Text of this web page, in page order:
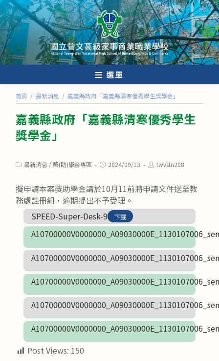
跳
轉
至
主
要
內
選單
首頁 / 最新消息 / 嘉義縣政府「嘉義縣清寒優秀學生獎學金」
嘉義縣政府「嘉義縣清寒優秀學生
獎學金」
Post最新消息 /獎(助)學金專區
Post2024/09/13
Posttwvstn208
擬申請本案獎助學金請於10月11前將申請文件送至教
務處註冊組，逾期提出不予受理。
SPEED-Super-Desk-9
下載
Post Views: 150